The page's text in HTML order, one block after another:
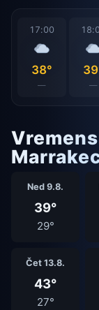
17:00
38°
— —
Ned 9.8.
39°
29°
Čet 13.8.
43°
27°